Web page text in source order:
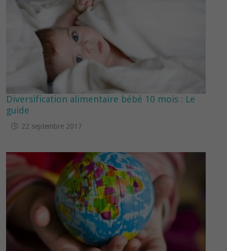
Diversification alimentaire bébé 10 mois : Le
guide
22 septembre 2017